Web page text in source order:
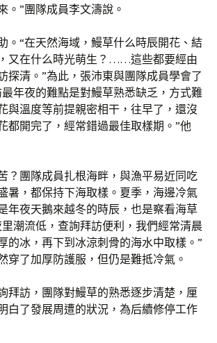
。”團隊成員李文濤說。
。“在天然海域，鰻草什么時辰開花、結
又在什么時光萌生？……這些都要經由
探清。”為此，張沛東與團隊成員學會了
年夜的難點是對鰻草熟悉缺乏，方式難
與溫度等前提親密相干，往早了，還沒
都開完了，經常錯過最佳取樣期。”他
？團隊成員扎根海畔，與漁平易近同吃
暑，都保持下海取樣。夏季，海邊冷氣
年夜天鵝來越冬的時辰，也是察看海草
潮流低，查詢拜訪便利，我們經常清晨
的冰，再下到冰涼刺骨的海水中取樣。”
穿了加厚防護服，但仍是難抵冷氣。
拜訪，團隊對鰻草的熟悉逐步清楚，厘
白了發展周遭的狀況，為后續修停工作